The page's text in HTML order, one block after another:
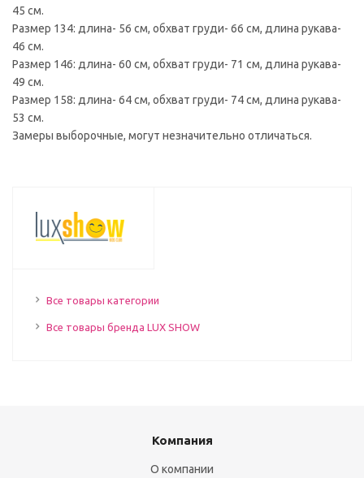
45 см.
Размер 134: длина- 56 см, обхват груди- 66 см, длина рукава-
46 см.
Размер 146: длина- 60 см, обхват груди- 71 см, длина рукава-
49 см.
Размер 158: длина- 64 см, обхват груди- 74 см, длина рукава-
53 см.
Замеры выборочные, могут незначительно отличаться.
Все товары категории
Все товары бренда LUX SHOW
Компания
О компании